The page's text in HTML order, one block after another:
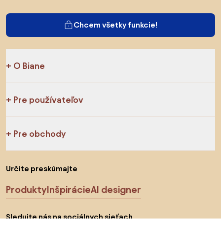
Chcem všetky funkcie!
O Biane
Pre používateľov
Pre obchody
Určite preskúmajte
ProduktyInšpirácieAI designer
Sledujte nás na sociálnych sieťach